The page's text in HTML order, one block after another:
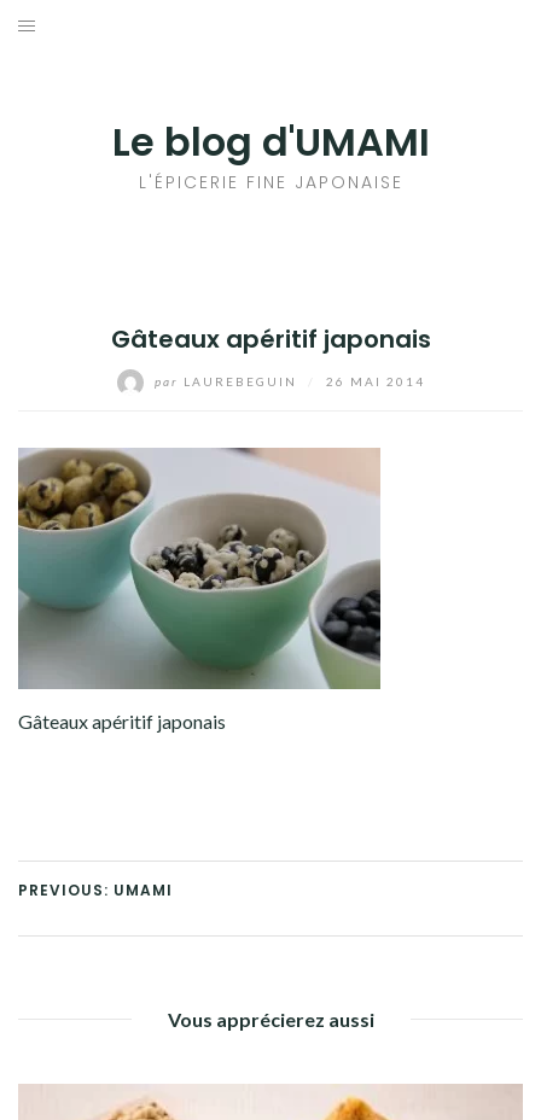
Aller
Le blog d'UMAMI
L'ÉPICERIE FINE JAPONAISE
Gâteaux apéritif japonais
par LAUREBEGUIN 26 MAI 2014
Gâteaux apéritif japonais
PREVIOUS: UMAMI
Vous apprécierez aussi